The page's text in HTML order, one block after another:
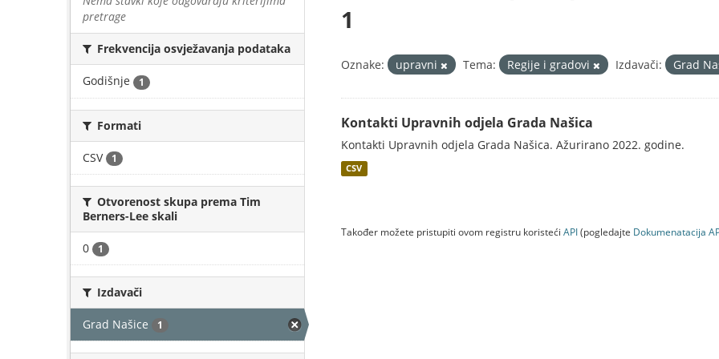
pretrage
Frekvencija osvježavanja podataka
Godišnje 1
Formati
CSV 1
Otvorenost skupa prema Tim
Berners-Lee skali
0 1
Izdavači
Grad Našice 1
1
Oznake: upravni Tema: Regije i gradovi Izdavači: Grad
Kontakti Upravnih odjela Grada Našica
Kontakti Upravnih odjela Grada Našica. Ažurirano 2022. godine.
CSV
Također možete pristupiti ovom registru koristeći API(pogledajte Dokumenаtаcijа